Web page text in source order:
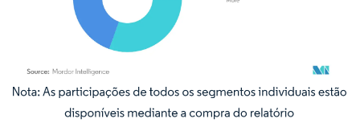
Imagem © Mordor Intelligence. O reuso requer atribuição conforme CC BY 4.0.